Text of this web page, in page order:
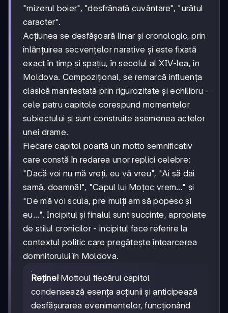
"mizerul boier", "desfrânată cuvântare", "urâtul
caracter".
Acțiunea se desfășoară liniar și cronologic, prin
înlănțuirea secvențelor narative și este fixată
exact în timp și spațiu, în secolul al XIV-lea, în
Moldova. Compozițional, se remarcă influența
clasică manifestată prin rigurozitate și echilibru -
cele patru capitole corespund momentelor
subiectului și sunt construite asemenea actelor
unei drame.
Fiecare capitol poartă un motto semnificativ
care constă în redarea unor replici celebre:
"Dacă voi nu mă vreți, eu vă vreu", "Ai să dai
samă, doamnă!", "Capul lui Moțoc vrem..." și
"De mă voi scula, pre mulți am să popesc și
eu...". Incipitul și finalul sunt succinte, apropiate
de stilul cronicilor - incipitul face referire la
contextul politic care pregătește întoarcerea
domnitorului în Moldova.
Reține! Mottoul fiecărui capitol
condensează esența acțiunii și anticipează
desfășurarea evenimentelor, funcționând